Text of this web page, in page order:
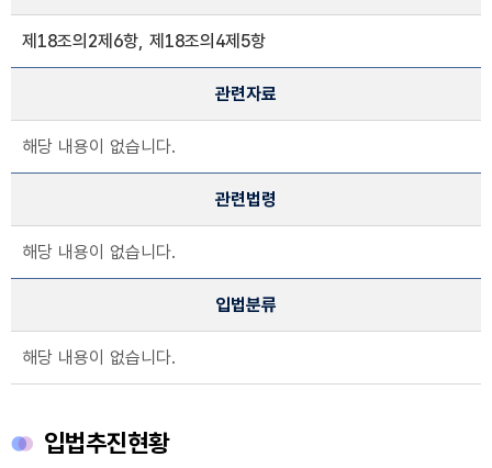
제18조의2제6항, 제18조의4제5항
관련자료
해당 내용이 없습니다.
관련법령
해당 내용이 없습니다.
입법분류
해당 내용이 없습니다.
입법추진현황